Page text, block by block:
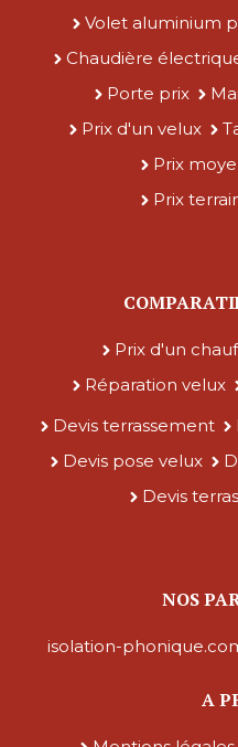
Volet aluminium
Chaudière
Porte prix
Prix d'un velux
Prix
Prix
Prix d'un
Réparation velux
Devis terrassement
Devis pose velux
Devis
NOS
isolation-
A